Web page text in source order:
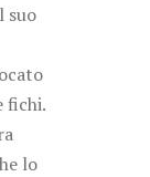
suo
fichi.
lo